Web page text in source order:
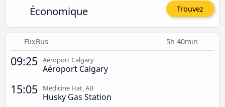
Économique Trouvez
FlixBus 5h 40min
09:25 Aéroport Calgary
Aéroport Calgary
15:05 Medicine Hat, AB
Husky Gas Station